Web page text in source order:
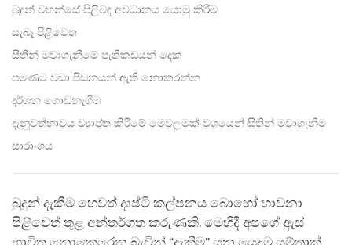
facebook
බුදුන් වහන්සේ පිළිබඳ අවධානය යොමු කිරීම
සැබෑ පිළිවෙත
සිතින් මවාගැනීමේ පැතිකඩයන් දෙක
පමණට වඩා පීඩනයන් ඇති නොකරන්න
දර්ශන ගොඩනැගීම
දැනුවත්භාවය ව්‍යාප්ත කිරීමේ මෙවලමක් වශයෙන් සිතින් මවාගැනීම
සාරාංශය
බුදුන් දැකීම හෙවත් දෘෂ්ටි කල්පනය බොහෝ භාවනා
පිළිවෙත් තුළ අන්තර්ගත කරුණකි. මෙහිදී අපගේ ඇස්